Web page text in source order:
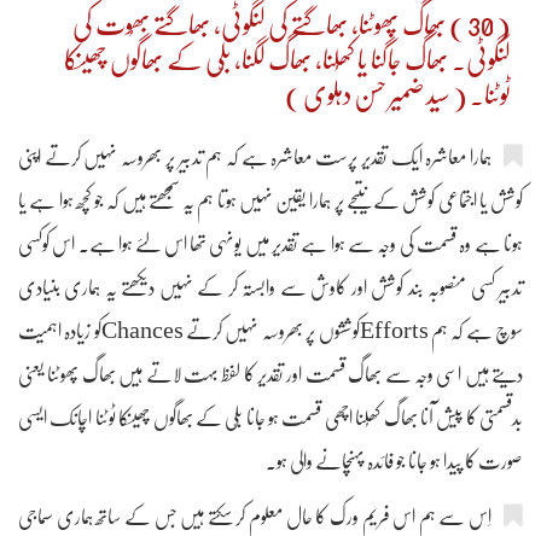
( 30 ) بھاگ پھوٹنا، بھاگتے کی لنگوٹی، بھاگتے بھُوت کی
لنگوٹی۔ بھاگ جاگنا یا کھُلنا، بھاگ لگنا، بلّی کے بھاگوں چھینکا
ٹوٹنا۔ ( سید ضمیر حسن دہلوی )
ہمارا معاشرہ ایک تقدیر پرست معاشرہ ہے کہ ہم تدبیر پر بھروسہ نہیں کرتے اپنی
کوشش یا اجتماعی کوشش کے نتیجے پر ہمارا یقین نہیں ہوتا ہم یہ سمجھتے ہیں کہ جو کچھ ہوا ہے یا
ہونا ہے وہ قسمت کی وجہ سے ہوا ہے تقدیر میں یونہی تھا اس لئے ہوا ہے۔ اس کوکسی
تدبیر کسی منصوبہ بند کوشش اور کاوش سے وابستہ کر کے نہیں دیکھتے یہ ہماری بنیادی
سوچ ہے کہ ہم Effortsکوششوں پر بھروسہ نہیں کرتے Chancesکو زیادہ اہمیت
دیتے ہیں اسی وجہ سے بھاگ قسمت اور تقدیر کا لفظ بہت لاتے ہیں بھاگ پھوٹنا یعنی
بدقسمتی کا پیش آنا بھاگ کھُلنا اچھی قسمت ہو جانا بلّی کے بھاگوں چھینکا ٹوٹنا اچانک ایسی
صورت کا پیدا ہو جانا جو فائدہ پہنچانے والی ہو۔
اِس سے ہم اس فریم ورک کا حال معلوم کر سکتے ہیں جس کے ساتھ ہماری سماجی